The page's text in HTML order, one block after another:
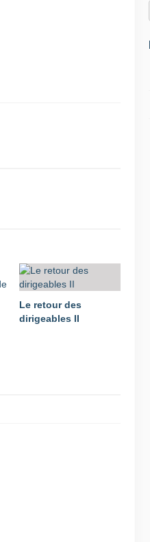
Le retour des
dirigeables II